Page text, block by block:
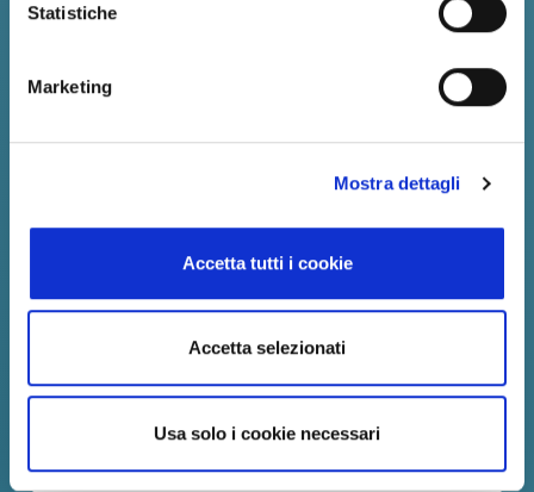
Statistiche
Marketing
Mostra dettagli
Accetta tutti i cookie
Accetta selezionati
Usa solo i cookie necessari
Senza polvere: i nostri pratici
Perfetti per tutti i tipi di pavimento,
mobili o tappeti. Aspirare la polvere
non mai stato così divertente!